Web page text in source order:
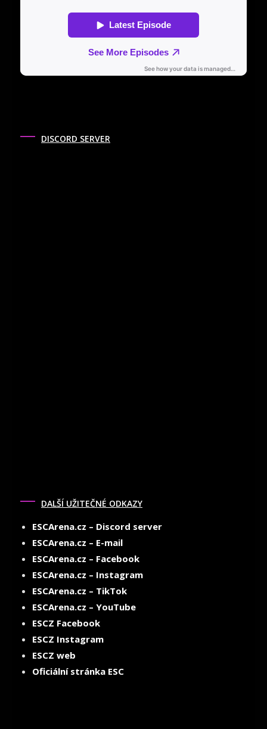
DISCORD SERVER
DALŠÍ UŽITEČNÉ ODKAZY
ESCArena.cz – Discord server
ESCArena.cz – E-mail
ESCArena.cz – Facebook
ESCArena.cz – Instagram
ESCArena.cz – TikTok
ESCArena.cz – YouTube
ESCZ Facebook
ESCZ Instagram
ESCZ web
Oficiální stránka ESC